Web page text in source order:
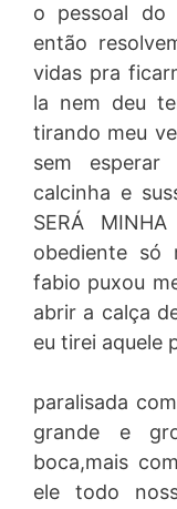
o pessoal do
então
vidas pra
la nem deu
tirando meu
sem
calcinha e
SERÁ
obediente só
fabio puxou
abrir a calça
eu tirei aquele
paralisada
grande e
boca,mais
ele todo